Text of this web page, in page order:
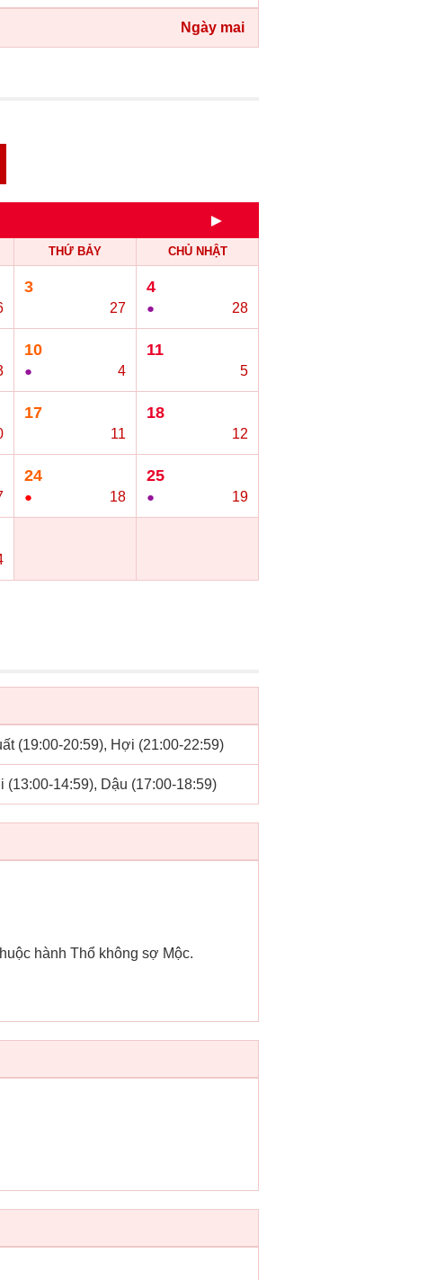
Ngày mai
►
THỨ BẢY CHỦ NHẬT
3
27
4
● 28
10
● 4
11
5
17
11
18
12
24
● 18
25
● 19
(19:00-20:59), Hợi (21:00-22:59)
(13:00-14:59), Dậu (17:00-18:59)
hành Thổ không sợ Mộc.